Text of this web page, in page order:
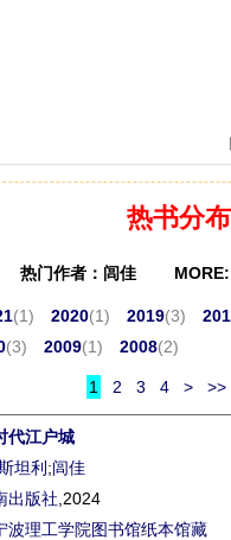
热书分布
热门作者：闾佳
(1) 2020(1) 2019(3)
(3) 2009(1) 2008(2)
1 2 3 4 > >>
代江户城
坦利 ;闾佳
出版社 ,2024
波理工学院图书馆纸本馆藏